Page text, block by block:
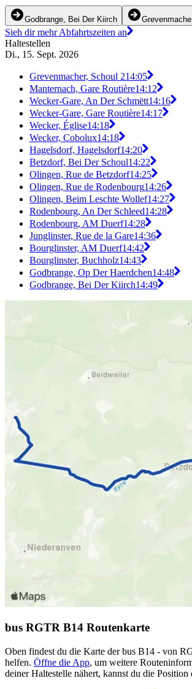
Godbrange, Bei Der Kiirch
Sieh dir mehr Abfahrtszeiten an
Haltestellen
Di., 15. Sept. 2026
Grevenmacher, Schoul 214:05
Manternach, Gare Routière14:12
Wecker-Gare, An Der Schmëtt14:16
Wecker-Gare, Gare Routière14:17
Wecker, Église14:18
Wecker, Cobolux14:18
Hagelsdorf, Hagelsdorf14:20
Betzdorf, Bei Der Schoul14:22
Olingen, Rue de Betzdorf14:25
Olingen, Rue de Rodenbourg14:26
Olingen, Beim Leschte Wollef14:27
Rodenbourg, An Der Schleed14:28
Rodenbourg, AM Duerf14:28
Junglinster, Rue de la Gare14:36
Bourglinster, AM Duerf14:42
Bourglinster, Buchholz14:43
Godbrange, Op Der Haerdchen14:48
Godbrange, Bei Der Kiirch14:49
bus RGTR B14 Routenkarte
Oben findest du die Karte der bus B14 - von
helfen. Öffne die App, um weitere
deiner Haltestelle nähert, kannst du die